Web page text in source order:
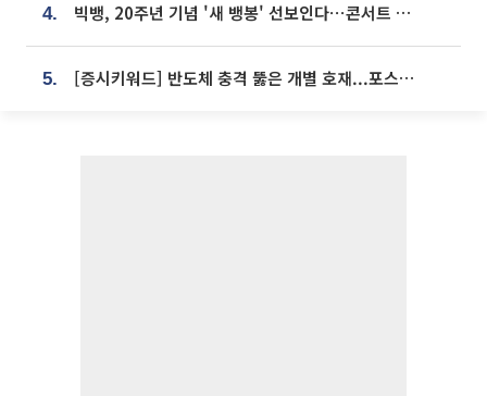
4. 빅뱅, 20주년 기념 '새 뱅봉' 선보인다⋯콘서트 앞두고 팝업 개최
5. [증시키워드] 반도체 충격 뚫은 개별 호재...포스코퓨처엠·에코프로·한화솔루션 '눈길'